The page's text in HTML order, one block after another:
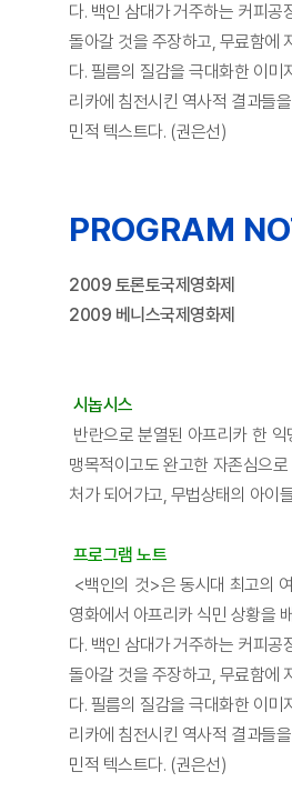
다. 백인 삼대가 거주하는 커피
돌아갈 것을 주장하고, 무료함에
다. 필름의 질감을 극대화한 이미
리카에 침전시킨 역사적 결과들
민적 텍스트다. (권은선)
PROGRAM
2009 토론토국제영화제
2009 베니스국제영화제
시놉시스
반란으로 분열된 아프리카 한
맹목적이고도 완고한 자존심으
처가 되어가고, 무법상태의 아이
프로그램 노트
<백인의 것>은 동시대 최고의
영화에서 아프리카 식민 상황을
다. 백인 삼대가 거주하는 커피
돌아갈 것을 주장하고, 무료함에
다. 필름의 질감을 극대화한 이미
리카에 침전시킨 역사적 결과들
민적 텍스트다. (권은선)